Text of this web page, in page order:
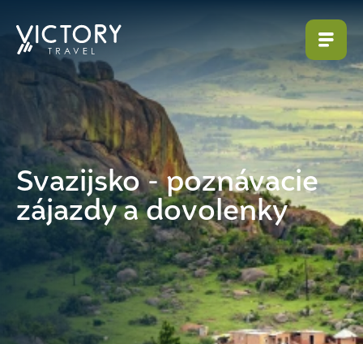
Svazijsko - poznávacie
zájazdy a dovolenky